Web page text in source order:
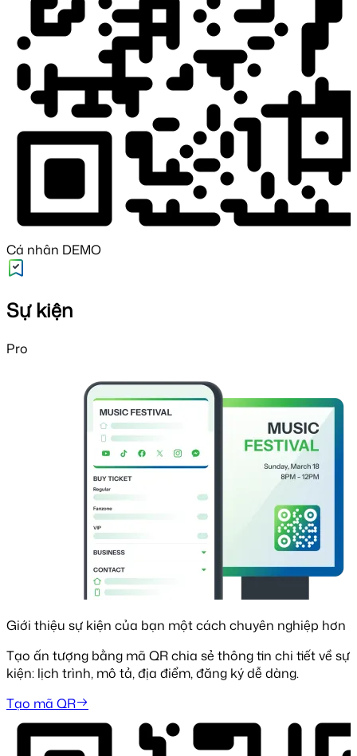
Cá nhân DEMO
Sự kiện
Pro
Giới thiệu sự kiện của bạn một cách chuyên nghiệp hơn
Tạo ấn tượng bằng mã QR chia sẻ thông tin chi tiết về sự
kiện: lịch trình, mô tả, địa điểm, đăng ký dễ dàng.
Tạo mã QR